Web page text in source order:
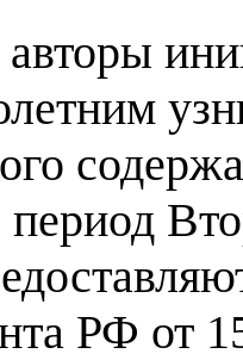
РФ от